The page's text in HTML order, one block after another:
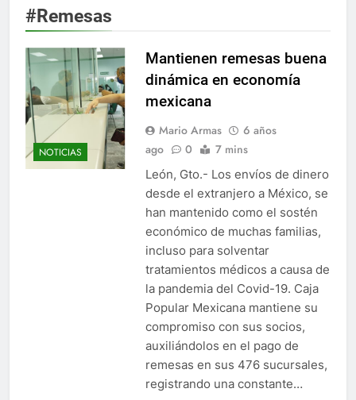
#Remesas
NOTICIAS
Mantienen remesas buena
dinámica en economía
mexicana
Mario Armas
6 años
ago
0 7 mins
León, Gto.- Los envíos de dinero
desde el extranjero a México, se
han mantenido como el sostén
económico de muchas familias,
incluso para solventar
tratamientos médicos a causa de
la pandemia del Covid-19. Caja
Popular Mexicana mantiene su
compromiso con sus socios,
auxiliándolos en el pago de
remesas en sus 476 sucursales,
registrando una constante…